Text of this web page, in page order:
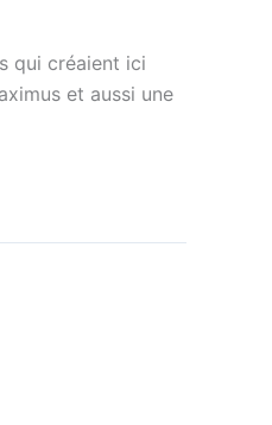
qui créaient ici
et aussi une